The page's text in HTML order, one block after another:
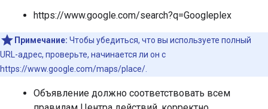
https://www.google.com/search?q=Googleplex
Примечание: Чтобы убедиться, что вы используете полный
URL-адрес, проверьте, начинается ли он с
https://www.google.com/maps/place/.
Объявление должно соответствовать всем